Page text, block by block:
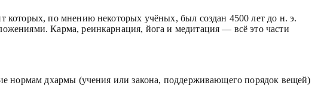
которых, по мнению некоторых учёных, был создан 4500 лет до н. э.
Карма, реинкарнация, йога и медитация — всё это части
нормам дхармы (учения или закона, поддерживающего порядок вещей)